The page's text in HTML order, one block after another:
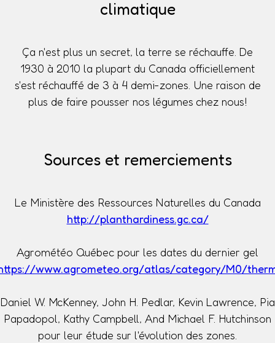
climatique
Ça n'est plus un secret, la terre se réchauffe. De
1930 à 2010 la plupart du Canada officiellement
s'est réchauffé de 3 à 4 demi-zones. Une raison de
plus de faire pousser nos légumes chez nous!
Sources et remerciements
Le Ministère des Ressources Naturelles du Canada
http://planthardiness.gc.ca/
Agrométéo Québec pour les dates du dernier gel
www.agrometeo.org/atlas/category/M0/
Daniel W. McKenney, John H. Pedlar, Kevin Lawrence, Pia
Papadopol, Kathy Campbell, And Michael F. Hutchinson
pour leur étude sur l'évolution des zones.